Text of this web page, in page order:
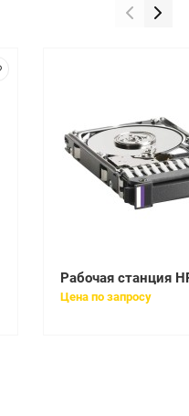
Цена по запросу